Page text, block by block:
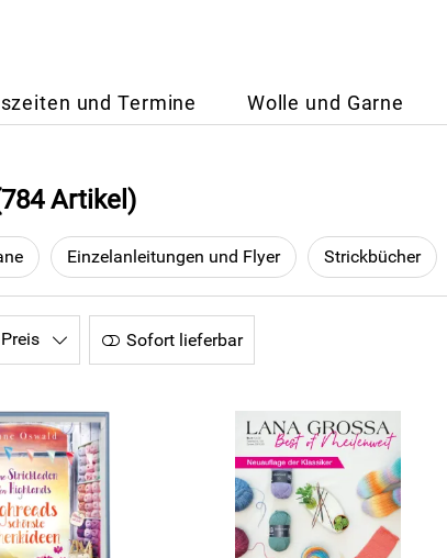
und Termine Wolle und Garne
Artikel)
Einzelanleitungen und Flyer Strickbücher
Preis Sofort lieferbar